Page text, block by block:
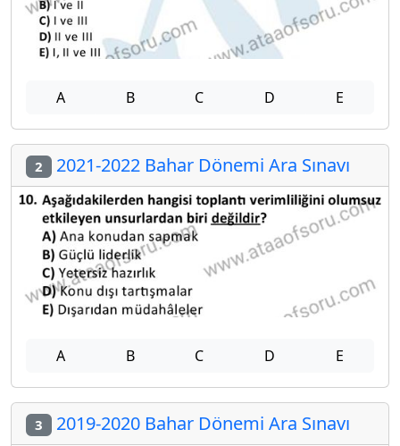
A B C D E
2 2021-2022 Bahar Dönemi Ara Sınavı
A B C D E
3 2019-2020 Bahar Dönemi Ara Sınavı